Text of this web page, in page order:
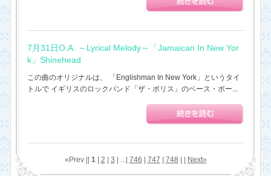
7月31日O.A. ～Lyrical Melody～「Jamaican In New Yor
k」Shinehead
この曲のオリジナルは、 「Englishman In New York」というタイ
トルで イギリスのロックバンド「ザ・ポリス」のベース・ボー...
«Prev || 1| 2 3 | ...| 746 747 748 Next»